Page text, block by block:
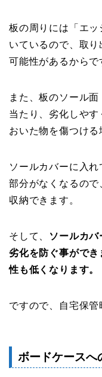
板の周りには「エ
いているので、取り
可能性があるからで
また、板のソール
当たり、劣化しや
おいた物を傷つける
ソールカバーに入
部分がなくなるの
収納できます。
そして、
ソールカ
劣化を防ぐ事がで
性も低くなります。
ですので、自宅保管
ボードケースへ